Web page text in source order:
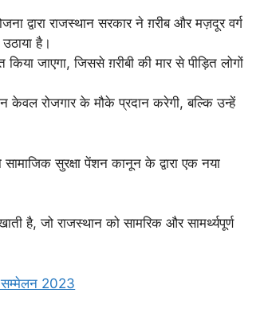
द्वारा राजस्थान सरकार ने ग़रीब और मज़दूर वर्ग
है।
जाएगा, जिससे ग़रीबी की मार से पीड़ित लोगों
केवल रोजगार के मौके प्रदान करेगी, बल्कि उन्हें
सुरक्षा पेंशन कानून के द्वारा एक नया
है, जो राजस्थान को सामरिक और सामर्थ्यपूर्ण
सम्मेलन 2023